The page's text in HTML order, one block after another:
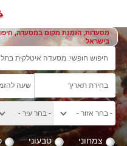
מסעדות, הזמנת מקום במסעדה,
בישראל
צמחוני טבעוני